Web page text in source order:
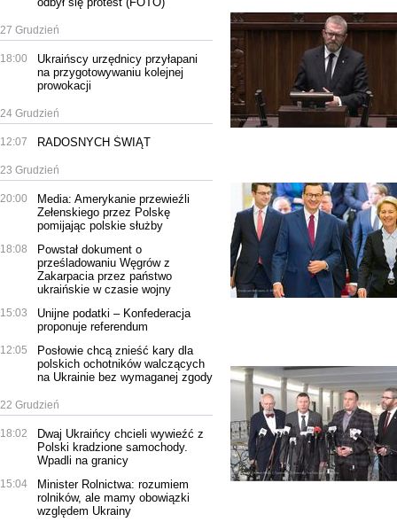
27 Grudzień
18:00
Ukraińscy urzędnicy przyłapani
na przygotowywaniu kolejnej
prowokacji
24 Grudzień
12:07 RADOSNYCH ŚWIĄT
23 Grudzień
20:00
Media: Amerykanie przewieźli
Zełenskiego przez Polskę
pomijając polskie służby
18:08
Powstał dokument o
prześladowaniu Węgrów z
Zakarpacia przez państwo
ukraińskie w czasie wojny
15:03
Unijne podatki – Konfederacja
proponuje referendum
12:05
Posłowie chcą znieść kary dla
polskich ochotników walczących
na Ukrainie bez wymaganej zgody
22 Grudzień
18:02
Dwaj Ukraińcy chcieli wywieźć z
Polski kradzione samochody.
Wpadli na granicy
15:04
Minister Rolnictwa: rozumiem
rolników, ale mamy obowiązki
względem Ukrainy